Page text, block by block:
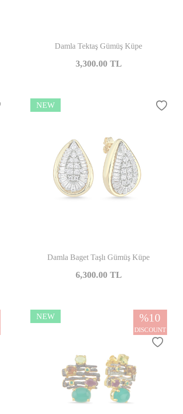
Damla Tektaş Gümüş Küpe
3,300.00TL
NEW
Damla Baget Taşlı Gümüş Küpe
6,300.00TL
NEW %10
DISCOUNT